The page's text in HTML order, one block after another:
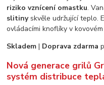
riziko vznícení omastku.
slitinyskvěle udržující teplo.
ovládacími knoflíky v
Skladem | Doprava zdarma
Nová generace grilů
systém distribuce